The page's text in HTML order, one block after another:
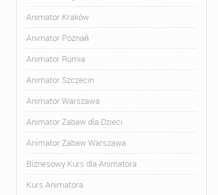
Animator Kraków
Animator Poznań
Animator Rumia
Animator Szczecin
Animator Warszawa
Animator Zabaw dla Dzieci
Animator Zabaw Warszawa
Biznesowy Kurs dla Animatora
Kurs Animatora